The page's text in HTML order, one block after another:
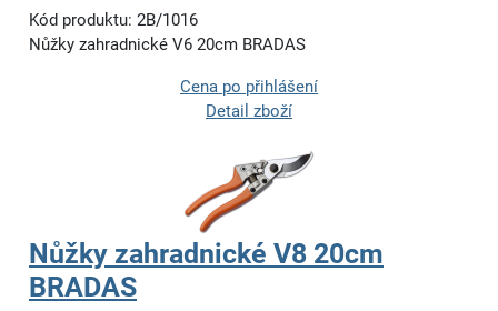
Kód produktu: 2B/1016
Nůžky zahradnické V6 20cm BRADAS
Cena po přihlášení
Detail zboží
Nůžky zahradnické V8 20cm
BRADAS